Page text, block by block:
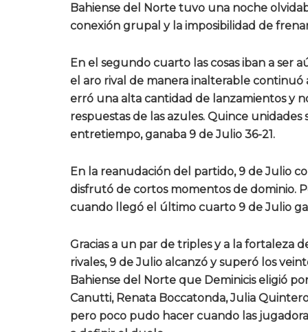
Bahiense del Norte tuvo una noche
conexión grupal y la imposibilidad de
En el segundo cuarto las cosas iban a ser
el aro rival de manera inalterable continuó
erró una alta cantidad de lanzamientos y
respuestas de las azules. Quince
entretiempo, ganaba 9 de Julio 36-21.
En la reanudación del partido, 9 de Julio
disfrutó de cortos momentos de dominio.
cuando llegó el último cuarto 9 de Julio
Gracias a un par de triples y a la fortaleza
rivales, 9 de Julio alcanzó y superó los
Bahiense del Norte que Deminicis eligió
Canutti, Renata Boccatonda, Julia
pero poco pudo hacer cuando las